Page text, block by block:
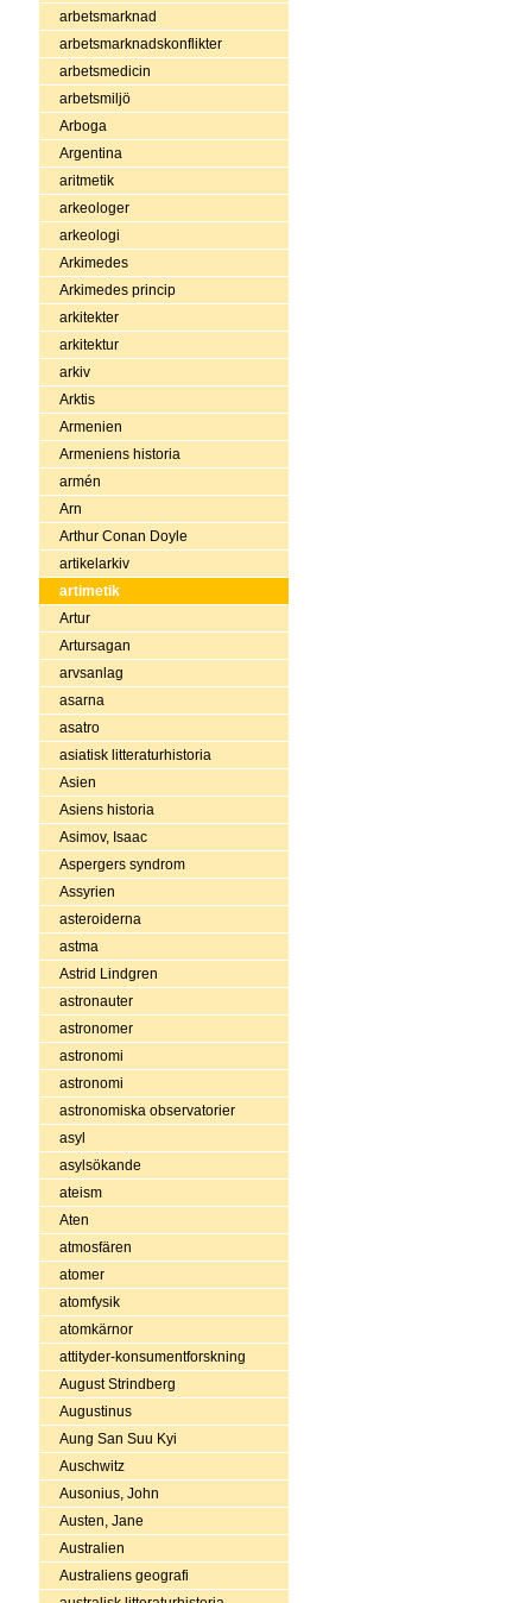
arbetsmarknad
arbetsmarknadskonflikter
arbetsmedicin
arbetsmiljö
Arboga
Argentina
aritmetik
arkeologer
arkeologi
Arkimedes
Arkimedes princip
arkitekter
arkitektur
arkiv
Arktis
Armenien
Armeniens historia
armén
Arn
Arthur Conan Doyle
artikelarkiv
artimetik
Artur
Artursagan
arvsanlag
asarna
asatro
asiatisk litteraturhistoria
Asien
Asiens historia
Asimov, Isaac
Aspergers syndrom
Assyrien
asteroiderna
astma
Astrid Lindgren
astronauter
astronomer
astronomi
astronomi
astronomiska observatorier
asyl
asylsökande
ateism
Aten
atmosfären
atomer
atomfysik
atomkärnor
attityder-konsumentforskning
August Strindberg
Augustinus
Aung San Suu Kyi
Auschwitz
Ausonius, John
Austen, Jane
Australien
Australiens geografi